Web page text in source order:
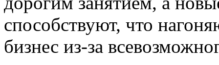
способствуют, что
бизнес из-за